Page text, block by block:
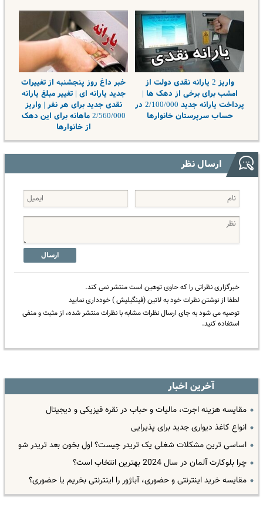
واریز 2 یارانه نقدی دولت از
امشب برای برخی از دهک ها |
پرداخت یارانه جدید 2/100/000 در
حساب سرپرستان خانوارها
خبر داغ روز پنجشنبه از تغییرات
جدید یارانه ای | تغییر مبلغ یارانه
نقدی جدید برای هر نفر | واریز
2/560/000 ماهانه برای این دهک
از خانوارها
ارسال نظر
ارسال
خبرگزاری نظراتی را که حاوی توهین است منتشر نمی کند.
لطفا از نوشتن نظرات خود به لاتین (فینگیلیش ) خودداری نمایید
توصیه می شود به جای ارسال نظرات مشابه با نظرات منتشر شده، از مثبت و منفی
استفاده کنید.
آخرین اخبار
مقایسه هزینه اجرت، مالیات و حباب در نقره فیزیکی و دیجیتال
انواع کاغذ دیواری جدید برای پذیرایی
اساسی ترین مشکلات شغلی یک تریدر چیست؟ اول بخون بعد تریدر شو
چرا بلوکارت آلمان در سال 2024 بهترین انتخاب است؟
مقایسه خرید اینترنتی و حضوری، آباژور را اینترنتی بخریم یا حضوری؟